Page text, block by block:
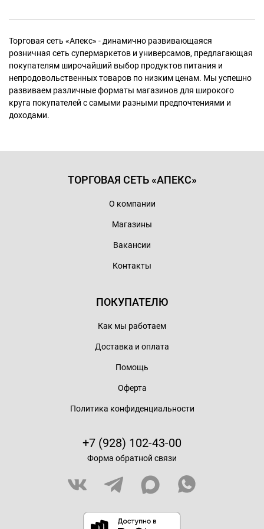
Торговая сеть «Апекс» - динамично развивающаяся
розничная сеть супермаркетов и универсамов, предлагающая
покупателям широчайший выбор продуктов питания и
непродовольственных товаров по низким ценам. Мы успешно
развиваем различные форматы магазинов для широкого
круга покупателей с самыми разными предпочтениями и
доходами.
ТОРГОВАЯ СЕТЬ «АПЕКС»
О компании
Магазины
Вакансии
Контакты
ПОКУПАТЕЛЮ
Как мы работаем
Доставка и оплата
Помощь
Оферта
Политика конфиденциальности
+7 (928) 102-43-00
Форма обратной связи